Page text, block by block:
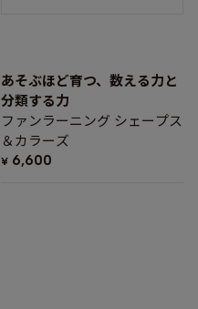
あそぶほど育つ、数える力と
分類する力
ファンラーニング シェープス
＆カラーズ
¥ 6,600